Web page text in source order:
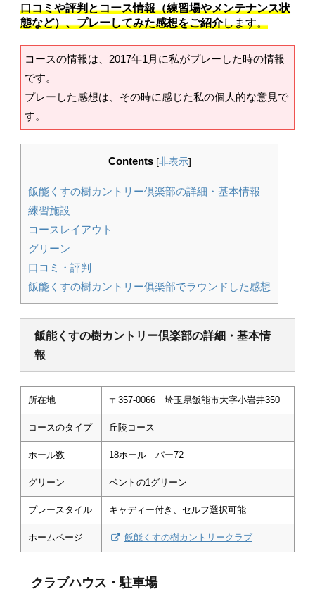
口コミや評判とコース情報（練習場やメンテナンス状
態など）、プレーしてみた感想をご紹介します。
コースの情報は、2017年1月に私がプレーした時の情報
です。
プレーした感想は、その時に感じた私の個人的な意見で
す。
Contents [非表示]
飯能くすの樹カントリー倶楽部の詳細・基本情報
練習施設
コースレイアウト
グリーン
口コミ・評判
飯能くすの樹カントリー俱楽部でラウンドした感想
飯能くすの樹カントリー倶楽部の詳細・基本情
報
所在地 〒357-0066 埼玉県飯能市大字小岩井350
コースのタイプ 丘陵コース
ホール数 18ホール パー72
グリーン ベントの1グリーン
プレースタイル キャディー付き、セルフ選択可能
ホームページ 飯能くすの樹カントリークラブ
クラブハウス・駐車場